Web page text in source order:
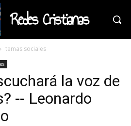
Redes Cristianas
temas sociales
la voz de
-- Leonardo